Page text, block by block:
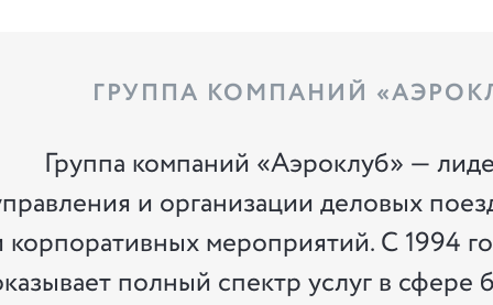
ГРУППА КОМПАНИЙ
Группа компаний «Аэроклуб» —
и организации деловых
корпоративных мероприятий. С 1994
полный спектр услуг в сфере